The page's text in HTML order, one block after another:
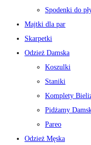
Spodenki do
Majtki dla par
Skarpetki
Odzież Damska
Koszulki
Staniki
Komplety
Pidżamy
Pareo
Odzież Męska